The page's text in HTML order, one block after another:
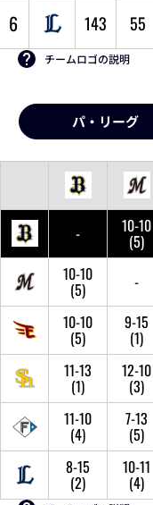
6 143 55
チームロゴの説明
パ・リーグ
- 10-10
(5)
10-10
(5) -
10-10
(5)
9-15
(1)
11-13
(1)
12-10
(3)
11-10
(4)
7-13
(5)
8-15
(2)
10-11
(4)